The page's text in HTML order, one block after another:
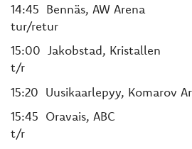
14:45 Bennäs, AW
tur/retur
15:00 Jakobstad,
t/r
15:20 Uusikaarlepyy, Komarov
15:45 Oravais,
t/r